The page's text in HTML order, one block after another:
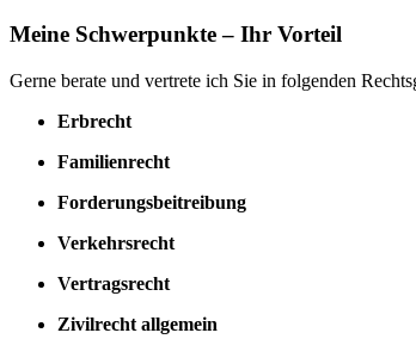
Meine Schwerpunkte – Ihr Vorteil
Gerne berate und vertrete ich Sie in folgenden
Erbrecht
Familienrecht
Forderungsbeitreibung
Verkehrsrecht
Vertragsrecht
Zivilrecht allgemein